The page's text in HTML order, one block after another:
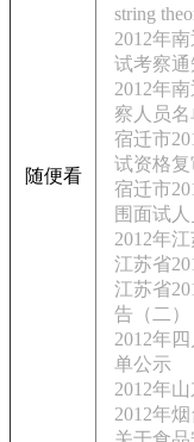
随便看
string
2012年
试考察通
2012年
察人员名
宿迁市
试资格
宿迁市
围面试
2012年
江苏省
江苏省
告（二）
2012年
单公示
2012年
2012年